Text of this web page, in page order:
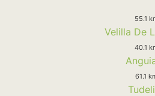
55.1
Velilla De
40.1
61.1